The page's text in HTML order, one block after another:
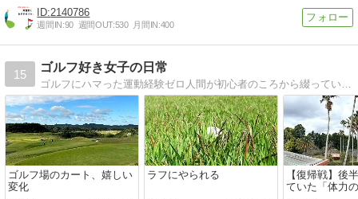
2140786
週間IN:90 週間OUT:530 月間IN:400
15
ゴルフ好き女子の日常
ゴルフ場のカート、嬉しい
変化
ラフにやられる
【復帰戦】後
ていた「体力